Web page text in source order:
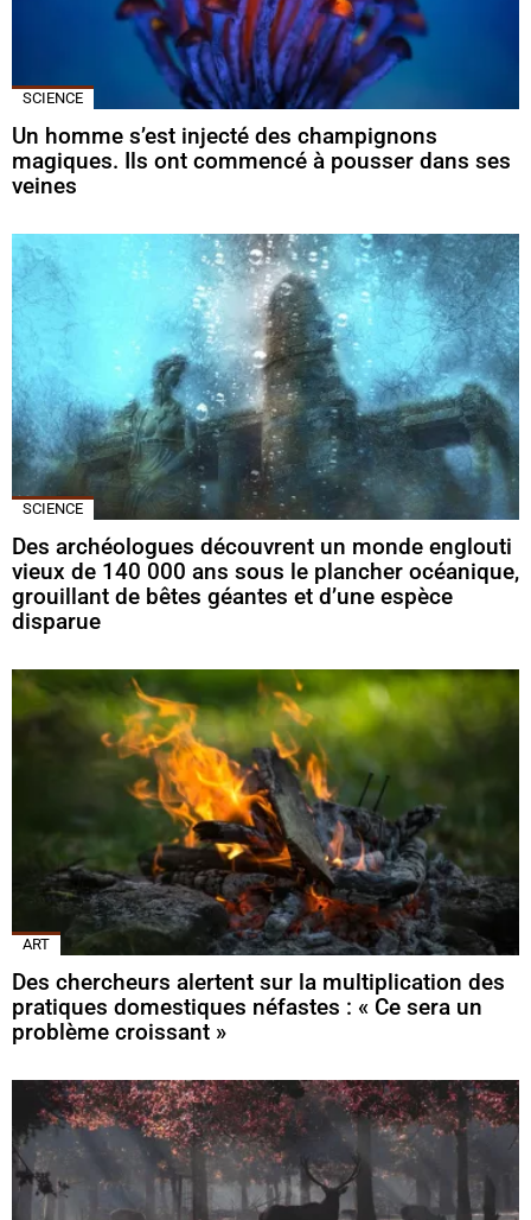
SCIENCE
Un homme s’est injecté des champignons
magiques. Ils ont commencé à pousser dans ses
veines
SCIENCE
Des archéologues découvrent un monde englouti
vieux de 140 000 ans sous le plancher océanique,
grouillant de bêtes géantes et d’une espèce
disparue
ART
Des chercheurs alertent sur la multiplication des
pratiques domestiques néfastes : « Ce sera un
problème croissant »